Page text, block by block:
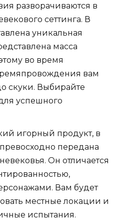
разворачиваются в
сеттинга. В
уникальная
масса
во время
вам
скуки. Выбирайте
успешного
игорный продукт, в
передана
Он отличается
Вам будет
местные локации и
испытания.